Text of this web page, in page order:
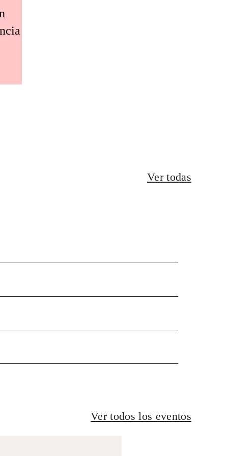
Ver todas
Ver todos los eventos